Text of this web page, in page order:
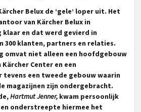
Belux de ‘gele’ loper uit. Het
van Kärcher Belux in
en dat werd gevierd in
300 klanten, partners en relaties.
omvat niet alleen een hoofdgebouw
Center en een
een tweede gebouw waarin
magazijnen zijn ondergebracht.
Hartmut Jenner, kwam persoonlijk
onderstreepte hiermee het